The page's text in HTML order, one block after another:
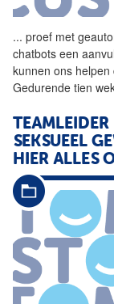
... proef met
chatbots een
kunnen ons
Gedurende tien
SEKSUEEL
HIER ALLES